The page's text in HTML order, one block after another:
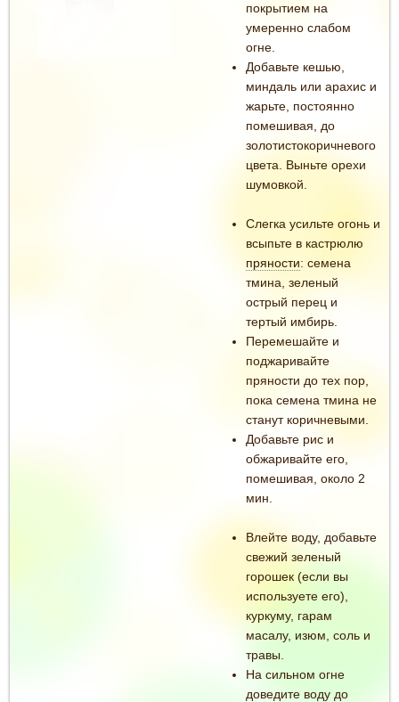
покрытием на
умеренно слабом
огне.
Добавьте кешью,
миндаль или арахис и
жарьте, постоянно
помешивая, до
золотистокоричневого
цвета. Выньте орехи
шумовкой.
Слегка усильте огонь и
всыпьте в кастрюлю
пряности: семена
тмина, зеленый
острый перец и
тертый имбирь.
Перемешайте и
поджаривайте
пряности до тех пор,
пока семена тмина не
станут коричневыми.
Добавьте рис и
обжаривайте его,
помешивая, около 2
мин.
Влейте воду, добавьте
свежий зеленый
горошек (если вы
используете его),
куркуму, гарам
масалу, изюм, соль и
травы.
На сильном огне
доведите воду до